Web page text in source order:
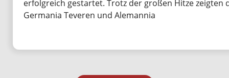
erfolgreich gestartet. Trotz der großen Hitze zeigten
Germania Teveren und Alemannia